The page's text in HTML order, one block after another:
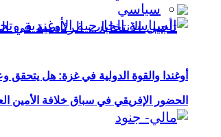
الحضور الإفريقي في سباق خلافة الأمين
سياسي
أوغندا والقوة الدولية في غزة: هل يتحقق